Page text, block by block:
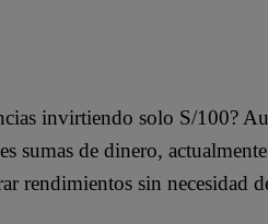
invirtiendo solo S/100?
sumas de dinero,
rendimientos sin necesidad